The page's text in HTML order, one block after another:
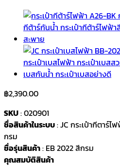
฿2,390.00
SKU: 020901
ชื่อสินค้าในระบบ: JC กระเป๋ากีตาร์
กรม
ชื่อรุ่นสินค้า: EB 2022 สีกรม
คุณสมบัติสินค้า